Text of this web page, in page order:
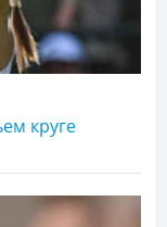
круге